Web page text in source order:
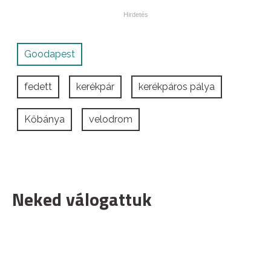
Goodapest
fedett kerékpár kerékpáros pálya
Kőbánya velodrom
Neked válogattuk